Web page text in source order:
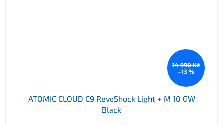
14 990 Kč
–13 %
ATOMIC CLOUD C9 RevoShock Light + M 10 GW
Black